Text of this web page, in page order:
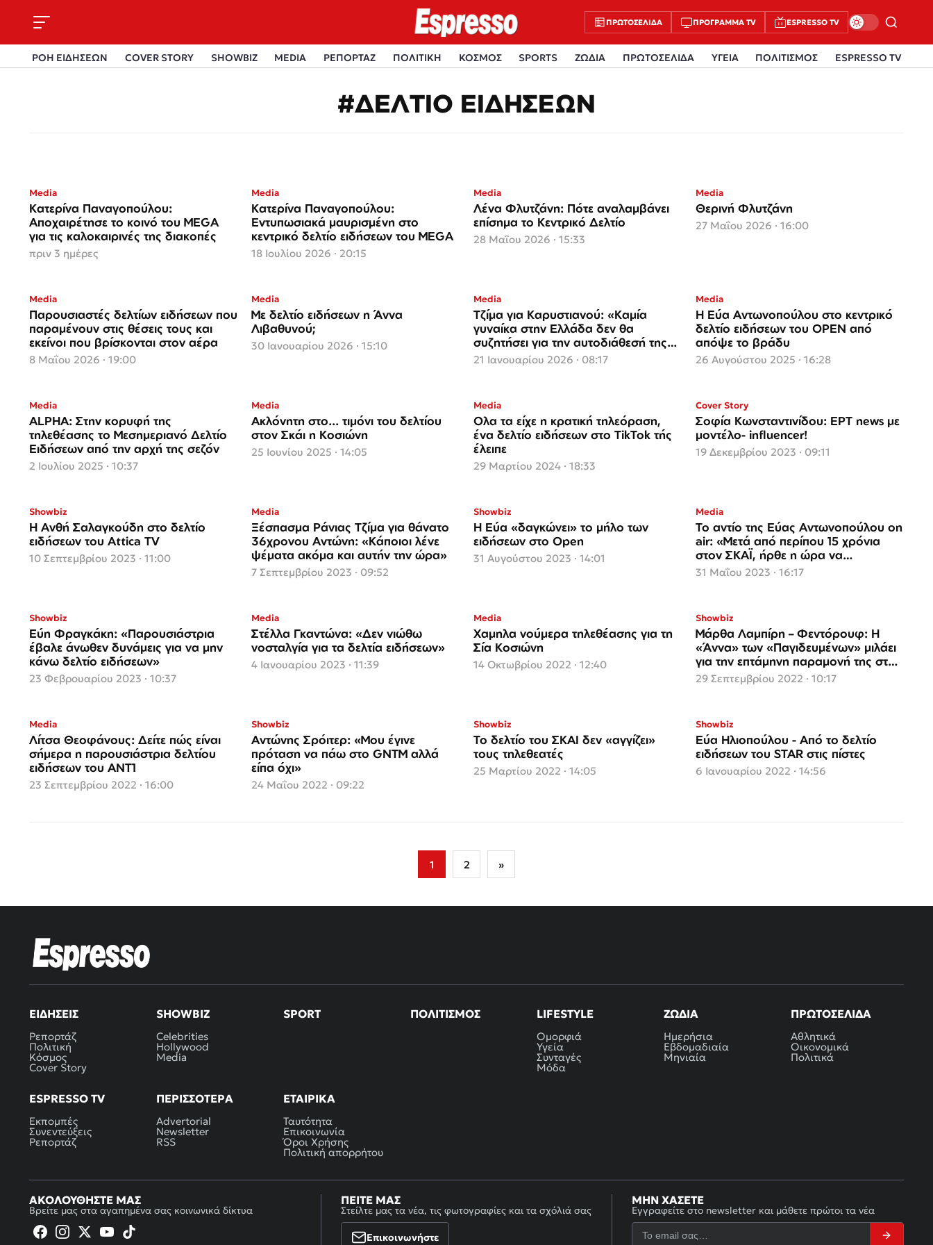
ΠΡΩΤΟΣΈΛΙΔΑ ΠΡΌΓΡΑΜΜΑ TV ESPRESSO TV
ΡΟΗ ΕΙΔΗΣΕΩΝ COVER STORY SHOWBIZ MEDIA ΡΕΠΟΡΤΑΖ ΠΟΛΙΤΙΚΗ ΚΟΣΜΟΣ SPORTS ΖΩΔΙΑ ΠΡΩΤΟΣΕΛΙΔΑ ΥΓΕΙΑ ΠΟΛΙΤΙΣΜΟΣ ESPRESSO TV
#ΔΕΛΤΙΟ ΕΙΔΗΣΕΩΝ
Media
Κατερίνα Παναγοπούλου:
Αποχαιρέτησε το κοινό του MEGA
για τις καλοκαιρινές της διακοπές
πριν 3 ημέρες
Media
Κατερίνα Παναγοπούλου:
Εντυπωσιακά μαυρισμένη στο
κεντρικό δελτίο ειδήσεων του MEGA
18 Ιουλίου 2026 · 20:15
Media
Λένα Φλυτζάνη: Πότε αναλαμβάνει
επίσημα το Κεντρικό Δελτίο
28 Μαΐου 2026 · 15:33
Media
Θερινή Φλυτζάνη
27 Μαΐου 2026 · 16:00
Media
Παρουσιαστές δελτίων ειδήσεων που
παραμένουν στις θέσεις τους και
εκείνοι που βρίσκονται στον αέρα
8 Μαΐου 2026 · 19:00
Media
Με δελτίο ειδήσεων η Άννα
Λιβαθυνού;
30 Ιανουαρίου 2026 · 15:10
Media
Τζίμα για Καρυστιανού: «Καμία
γυναίκα στην Ελλάδα δεν θα
συζητήσει για την αυτοδιάθεσή της
με μειοψηφίες»
21 Ιανουαρίου 2026 · 08:17
Media
Η Εύα Αντωνοπούλου στο κεντρικό
δελτίο ειδήσεων του OPEN από
απόψε το βράδυ
26 Αυγούστου 2025 · 16:28
Media
ALPHA: Στην κορυφή της
τηλεθέασης το Μεσημεριανό Δελτίο
Ειδήσεων από την αρχή της σεζόν
2 Ιουλίου 2025 · 10:37
Media
Ακλόνητη στο... τιμόνι του δελτίου
στον Σκάι η Κοσιώνη
25 Ιουνίου 2025 · 14:05
Media
Ολα τα είχε η κρατική τηλεόραση,
ένα δελτίο ειδήσεων στο TikTok τής
έλειπε
29 Μαρτίου 2024 · 18:33
Cover Story
Σοφία Κωνσταντινίδου: ΕΡΤ news με
μοντέλο- influencer!
19 Δεκεμβρίου 2023 · 09:11
Showbiz
Η Ανθή Σαλαγκούδη στο δελτίο
ειδήσεων του Attica TV
10 Σεπτεμβρίου 2023 · 11:00
Media
Ξέσπασμα Ράνιας Τζίμα για θάνατο
36χρονου Αντώνη: «Κάποιοι λένε
ψέματα ακόμα και αυτήν την ώρα»
7 Σεπτεμβρίου 2023 · 09:52
Showbiz
Η Εύα «δαγκώνει» το μήλο των
ειδήσεων στο Open
31 Αυγούστου 2023 · 14:01
Media
Το αντίο της Εύας Αντωνοπούλου on
air: «Μετά από περίπου 15 χρόνια
στον ΣΚΑΪ, ήρθε η ώρα να
αποχωρήσω»
31 Μαΐου 2023 · 16:17
Showbiz
Εύη Φραγκάκη: «Παρουσιάστρια
έβαλε άνωθεν δυνάμεις για να μην
κάνω δελτίο ειδήσεων»
23 Φεβρουαρίου 2023 · 10:37
Media
Στέλλα Γκαντώνα: «Δεν νιώθω
νοσταλγία για τα δελτία ειδήσεων»
4 Ιανουαρίου 2023 · 11:39
Media
Χαμηλα νούμερα τηλεθέασης για τη
Σία Κοσιώνη
14 Οκτωβρίου 2022 · 12:40
Showbiz
Μάρθα Λαμπίρη – Φεντόρουφ: Η
«Άννα» των «Παγιδευμένων» μιλάει
για την επτάμηνη παραμονή της στο
Ιράν
29 Σεπτεμβρίου 2022 · 10:17
Media
Λίτσα Θεοφάνους: Δείτε πώς είναι
σήμερα η παρουσιάστρια δελτίου
ειδήσεων του ΑΝΤ1
23 Σεπτεμβρίου 2022 · 16:00
Showbiz
Αντώνης Σρόιτερ: «Μου έγινε
πρόταση να πάω στο GNTM αλλά
είπα όχι»
24 Μαΐου 2022 · 09:22
Showbiz
Το δελτίο του ΣΚΑΙ δεν «αγγίζει»
τους τηλεθεατές
25 Μαρτίου 2022 · 14:05
Showbiz
Εύα Ηλιοπούλου - Από το δελτίο
ειδήσεων του STAR στις πίστες
6 Ιανουαρίου 2022 · 14:56
1 2 »
ΕΙΔΉΣΕΙΣ
Ρεπορτάζ
Πολιτική
Κόσμος
Cover Story
SHOWBIZ
Celebrities
Hollywood
Media
SPORT ΠΟΛΙΤΙΣΜΌΣ LIFESTYLE
Ομορφιά
Υγεία
Συνταγές
Μόδα
ΖΏΔΙΑ
Ημερήσια
Εβδομαδιαία
Μηνιαία
ΠΡΩΤΟΣΈΛΙΔΑ
Αθλητικά
Οικονομικά
Πολιτικά
ESPRESSO TV
Εκπομπές
Συνεντεύξεις
Ρεπορτάζ
ΠΕΡΙΣΣΌΤΕΡΑ
Advertorial
Newsletter
RSS
ΕΤΑΙΡΙΚΆ
Ταυτότητα
Επικοινωνία
Όροι Χρήσης
Πολιτική απορρήτου
ΑΚΟΛΟΥΘΉΣΤΕ ΜΑΣ
Βρείτε μας στα αγαπημένα σας κοινωνικά δίκτυα
ΠΕΊΤΕ ΜΑΣ
Στείλτε μας τα νέα, τις φωτογραφίες και τα σχόλιά σας
Επικοινωνήστε
ΜΗΝ ΧΆΣΕΤΕ
Εγγραφείτε στο newsletter και μάθετε πρώτοι τα νέα